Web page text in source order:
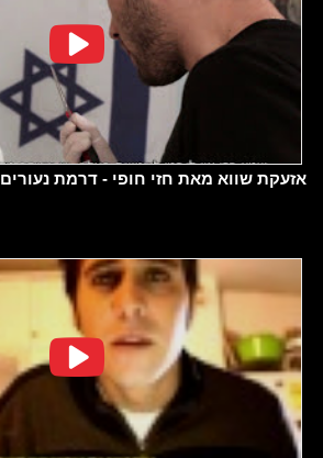
אזעקת שווא מאת חזי חופי - דרמת נעורים